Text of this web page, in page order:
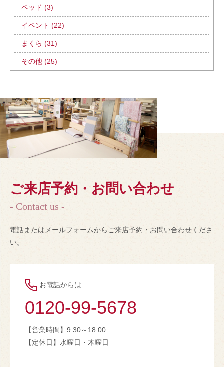
ベッド (3)
イベント (22)
まくら (31)
その他 (25)
ご来店予約・お問い合わせ
- Contact us -
電話またはメールフォームからご来店予約・お問い合わせくださ
い。
お電話からは
0120-99-5678
【営業時間】9:30～18:00
【定休日】水曜日・木曜日